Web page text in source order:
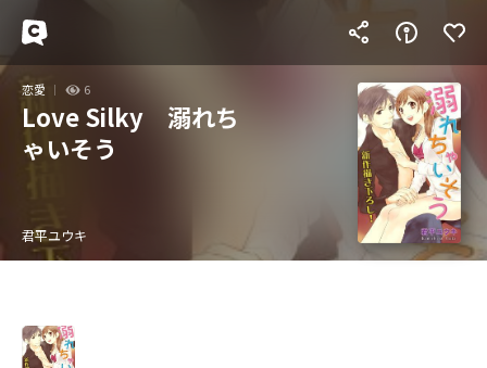
恋愛 6
Love Silky 溺れち
ゃいそう
君平ユウキ